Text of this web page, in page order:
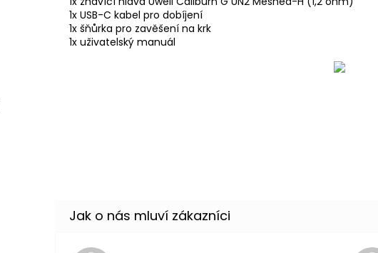
1x USB-C kabel pro dobíjení
1x šňůrka pro zavěšení na krk
1x uživatelský manuál